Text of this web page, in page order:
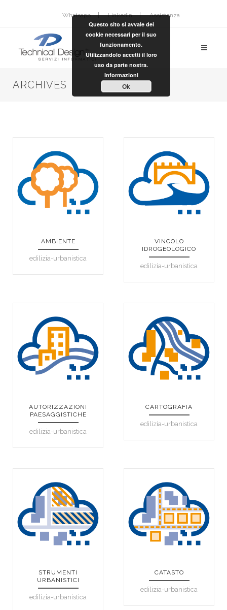
Whatsapp Linkedin Assistenza
ARCHIVES
AMBIENTE
edilizia-urbanistica
VINCOLO
IDROGEOLOGICO
edilizia-urbanistica
AUTORIZZAZIONI
PAESAGGISTICHE
edilizia-urbanistica
CARTOGRAFIA
edilizia-urbanistica
STRUMENTI
URBANISTICI
edilizia-urbanistica
CATASTO
edilizia-urbanistica
Questo sito si avvale dei
cookie necessari per il suo
funzionamento.
Utilizzandolo accetti il loro
uso da parte nostra.
Informazioni
Ok